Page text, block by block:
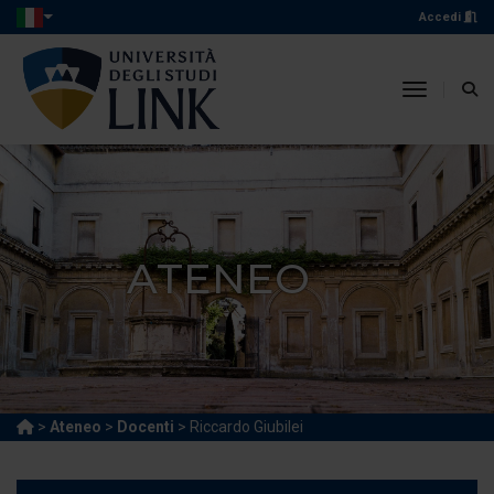
Accedi
toggle
ATENEO
> Ateneo > Docenti > Riccardo Giubilei